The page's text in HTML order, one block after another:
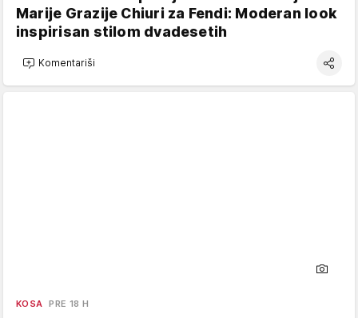
Marije Grazije Chiuri za Fendi: Moderan look
inspirisan stilom dvadesetih
Komentariši
KOSA PRE 18 H